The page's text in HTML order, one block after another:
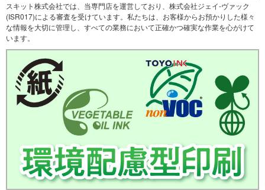
スキット株式会社では、当専門店を運営しており、株式会社ジェイ-ヴァック
(ISR017)による審査を受けています。私たちは、お客様からお預かりした様々
な情報を大切に管理し、すべての業務において正確かつ確実な作業を心がけて
います。